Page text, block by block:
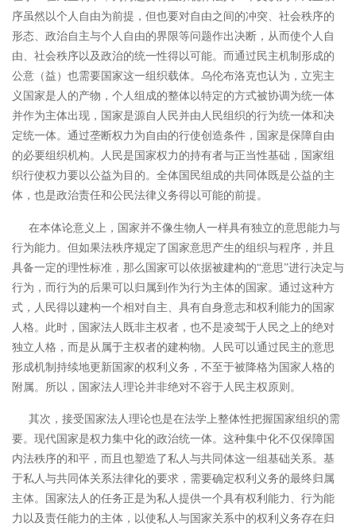
序虽然以个人自由为前提，但也要对自由之间的冲突、社会秩序的
形态、政治自主与个人自由的界限等问题作出决断，从而使个人自
由、社会秩序以及政治的统一性得以可能。而通过民主机制形成的
公意（益）也需要国家这一组织载体。乌伦布洛克也认为，立宪主
义国家是人的产物，个人组成的整体以特定的方式被协调为统一体
并作为主体出现，国家是源自人民并由人民组织的行为统一体和决
定统一体。 通过垄断权力为自由的行使创造条件，国家是保障自由
的必要组织机构。
人民是国家权力的持有者与正当性基础，国家组
织行使权力要以公益为目的。全体国民组成的共同体既是公益的主
体，也是政治责任和公民法律义务得以可能的前提。
在本体论意义上，国家并不像生物人一样具有独立的意思能力与
行为能力。但如果法秩序规定了国家意思产生的组织与程序，并且
具备一定的理性标准，那么国家可以依据被建构的“意思”进行决定与
行为，而行为的后果可以归属到作为行为主体的国家。 通过这种方
式，人民得以建构一个相对自主、具有自身意志和权利能力的国家
人格。此时，国家法人既非主权者，也不是凌驾于人民之上的绝对
独立人格，而是从属于主权者的建构物。人民可以通过民主的意思
形成机制持续地更新国家的权利义务，不至于被降格为国家人格的
附属。所以，国家法人理论并非绝对不容于人民主权原则。
其次，接受国家法人理论也是在法学上整体性把握国家组织的需
要。现代国家是权力集中化的政治统一体。这种集中化不仅保障国
内法秩序的和平，而且也塑造了私人与共同体这一组基础关系。基
于私人与共同体关系法律化的要求，需要确定权利义务的最终归属
主体。国家法人的任务正是为私人提供一个具有权利能力、行为能
力以及责任能力的主体，以使私人与国家关系中的权利义务存在归